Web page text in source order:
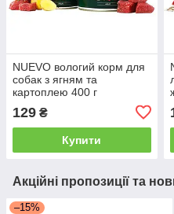
NUEVO вологий корм для
собак з ягням та
картоплею 400 г
129 ₴
Купити
Акційні пропозиції та
–15%